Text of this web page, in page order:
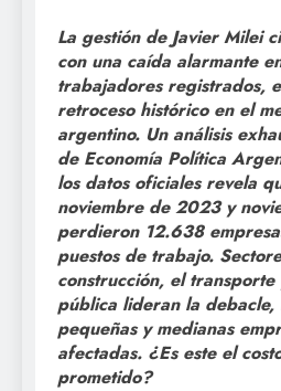
La gestión de Javier Milei
con una caída alarmante
trabajadores registrados,
retroceso histórico en el
argentino. Un análisis
de Economía Política
los datos oficiales revela
noviembre de 2023 y
perdieron 12.638
puestos de trabajo.
construcción, el
pública lideran la debacle,
pequeñas y medianas
afectadas. ¿Es este el
prometido?